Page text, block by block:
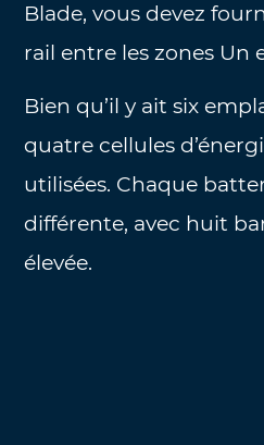
Blade, vous devez
rail entre les zones Un
Bien qu’il y ait six
quatre cellules
utilisées. Chaque
différente, avec huit
élevée.